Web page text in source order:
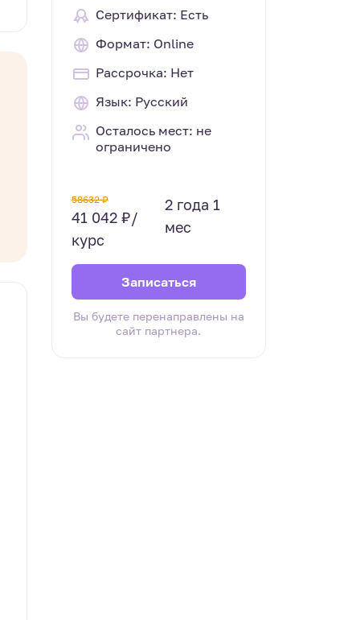
Сертификат: Есть
Формат: Online
Рассрочка: Нет
Язык: Русский
Осталось мест: не
ограничено
58632 ₽
41 042 ₽/
курс
2 года 1
мес
Записаться
Вы будете перенаправлены на
сайт партнера.